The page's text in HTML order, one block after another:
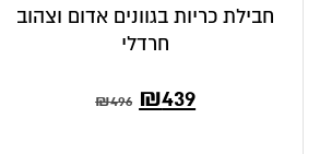
חבילת כריות בגוונים אדום וצהוב
חרדלי
₪496 המחיר
₪439המחיר